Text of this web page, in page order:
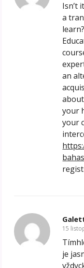
Isn’t
a
an
your
your
15
je